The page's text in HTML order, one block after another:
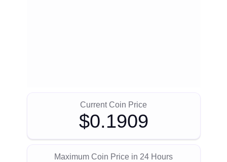
Current Coin Price
$0.1909
Maximum Coin Price in 24 Hours